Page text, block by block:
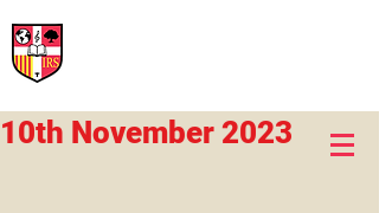
10th November 2023